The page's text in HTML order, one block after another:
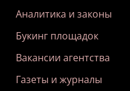
Аналитика и законы
Букинг площадок
Вакансии агентства
Газеты и журналы